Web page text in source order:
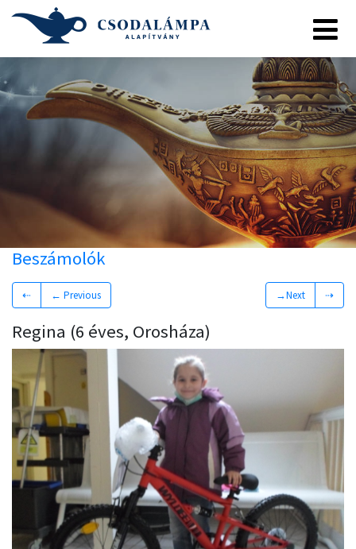
Beszámolók
⇠ ← Previous →Next ⇢
Regina (6 éves, Orosháza)